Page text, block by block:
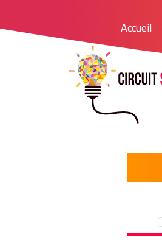
Accueil